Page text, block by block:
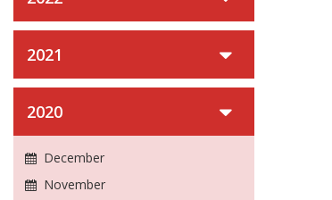
2021
2020
December
November